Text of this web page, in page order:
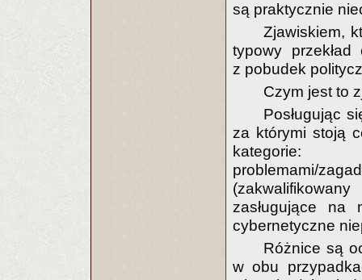
są praktycznie
Zjawiskiem,
typowy przekład
z pobudek
Czym jest to
Posługując
za którymi stoją
kategorie:
problemami/
zasługujące na
cybernetyczne
Różnice są
w obu